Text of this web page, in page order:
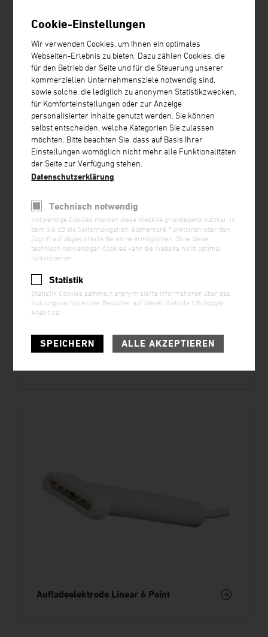
Aufladeelektrode Pinner Claw
Aufladeelektrode Linear 6 Point
Cookie-Einstellungen
Wir verwenden Cookies, um Ihnen ein optimales
Webseiten-Erlebnis zu bieten. Dazu zählen Cookies, die
für den Betrieb der Seite und für die Steuerung unserer
kommerziellen Unternehmensziele notwendig sind,
sowie solche, die lediglich zu anonymen Statistikzwecken,
für Komforteinstellungen oder zur Anzeige
personalisierter Inhalte genutzt werden. Sie können
selbst entscheiden, welche Kategorien Sie zulassen
möchten. Bitte beachten Sie, dass auf Basis Ihrer
Einstellungen womöglich nicht mehr alle Funktionalitäten
der Seite zur Verfügung stehen.
Datenschutzerklärung
Technisch notwendig
Notwendige Cookies machen diese Website grundlegend nutzbar, in
dem Sie zB die Seitennavigation, elementare Funktionen oder den
Zugriff auf abgesicherte Bereiche ermöglichen. Ohne diese
technisch notwendigen Cookies kann die Website nicht optimal
funktionieren.
Statistik
Statistik Cookies sammeln anonymisierte Informationen über das
Nutzungsverhalten der Besucher auf dieser Website (zB Google
Analytics)
SPEICHERN ALLE AKZEPTIEREN